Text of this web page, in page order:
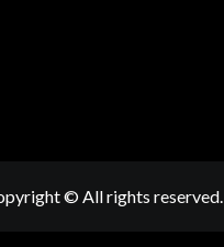
© All rights reserved.